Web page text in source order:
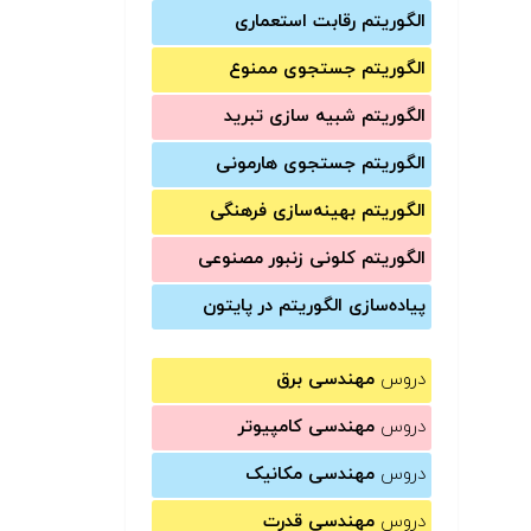
الگوریتم رقابت استعماری
الگوریتم جستجوی ممنوع
الگوریتم شبیه سازی تبرید
الگوریتم جستجوی هارمونی
الگوریتم بهینه‌سازی فرهنگی
الگوریتم کلونی زنبور مصنوعی
پیاده‌سازی الگوریتم در پایتون
دروس مهندسی برق
دروس مهندسی کامپیوتر
دروس مهندسی مکانیک
دروس مهندسی قدرت